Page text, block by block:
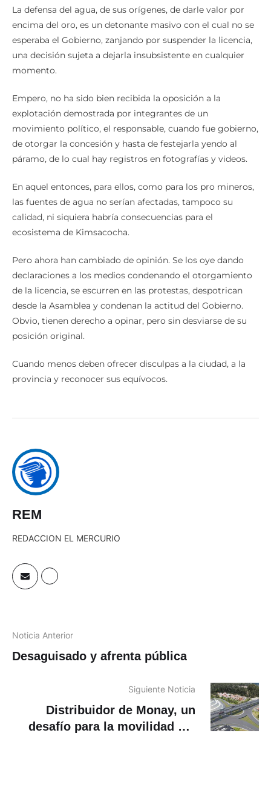
La defensa del agua, de sus orígenes, de darle valor por
encima del oro, es un detonante masivo con el cual no se
esperaba el Gobierno, zanjando por suspender la licencia,
una decisión sujeta a dejarla insubsistente en cualquier
momento.
Empero, no ha sido bien recibida la oposición a la
explotación demostrada por integrantes de un
movimiento político, el responsable, cuando fue gobierno,
de otorgar la concesión y hasta de festejarla yendo al
páramo, de lo cual hay registros en fotografías y videos.
En aquel entonces, para ellos, como para los pro mineros,
las fuentes de agua no serían afectadas, tampoco su
calidad, ni siquiera habría consecuencias para el
ecosistema de Kimsacocha.
Pero ahora han cambiado de opinión. Se los oye dando
declaraciones a los medios condenando el otorgamiento
de la licencia, se escurren en las protestas, despotrican
desde la Asamblea y condenan la actitud del Gobierno.
Obvio, tienen derecho a opinar, pero sin desviarse de su
posición original.
Cuando menos deben ofrecer disculpas a la ciudad, a la
provincia y reconocer sus equívocos.
REM
REDACCION EL MERCURIO
Noticia Anterior
Desaguisado y afrenta pública
Siguiente Noticia
Distribuidor de Monay, un
desafío para la movilidad del